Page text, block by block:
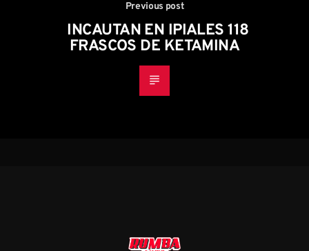
Previous post
INCAUTAN EN IPIALES 118
FRASCOS DE KETAMINA